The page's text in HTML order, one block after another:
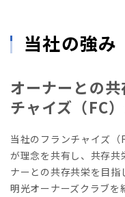
当社の強み
オーナーとの
チャイズ（FC
当社のフランチャイズ
が理念を共有し、共存共
ナーとの共存共栄を目
明光オーナーズクラブを